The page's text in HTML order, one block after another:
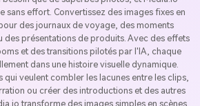
sans effort. Convertissez des images fixes en
des journaux de voyage, des moments
des présentations de produits. Avec des effets
et des transitions pilotés par l'IA, chaque
dans une histoire visuelle dynamique.
qui veulent combler les lacunes entre les clips,
ou créer des introductions et des autres
transforme des images simples en scènes